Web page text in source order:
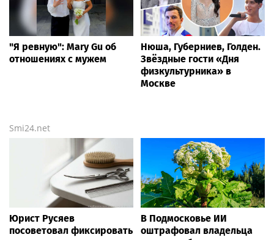
"Я ревную": Mary Gu об
отношениях с мужем
Нюша, Губерниев, Голден.
Звёздные гости «Дня
физкультурника» в
Москве
Smi24.net
Юрист Русяев
посоветовал фиксировать
В Подмосковье ИИ
оштрафовал владельца